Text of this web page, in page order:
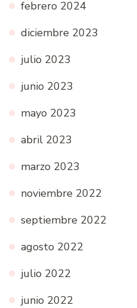
febrero 2024
diciembre 2023
julio 2023
junio 2023
mayo 2023
abril 2023
marzo 2023
noviembre 2022
septiembre 2022
agosto 2022
julio 2022
junio 2022